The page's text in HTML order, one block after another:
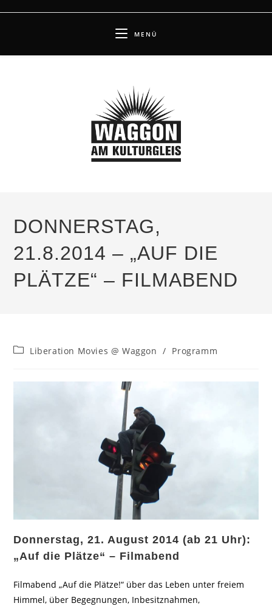
MENÜ
DONNERSTAG,
21.8.2014 – „AUF DIE
PLÄTZE“ – FILMABEND
Beitrags-
Liberation Movies @ Waggon / Programm
Donnerstag, 21. August 2014 (ab 21 Uhr):
„Auf die Plätze“ – Filmabend
Filmabend „Auf die Plätze!“ über das Leben unter freiem
Himmel, über Begegnungen, Inbesitznahmen,